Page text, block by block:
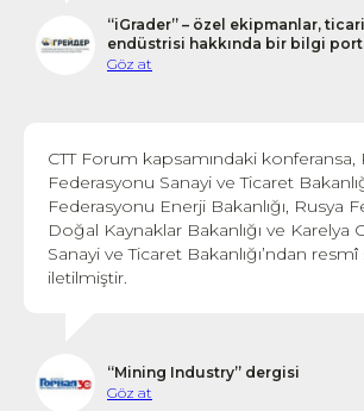
“iGrader” – özel ekipmanlar,
endüstrisi hakkında bir bilgi
Göz at
CTT Forum kapsamındaki konferansa,
Federasyonu Sanayi ve Ticaret
Federasyonu Enerji Bakanlığı, Rusya
Doğal Kaynaklar Bakanlığı ve Karelya
Sanayi ve Ticaret Bakanlığı’ndan
iletilmiştir.
“Mining Industry” dergisi
Göz at